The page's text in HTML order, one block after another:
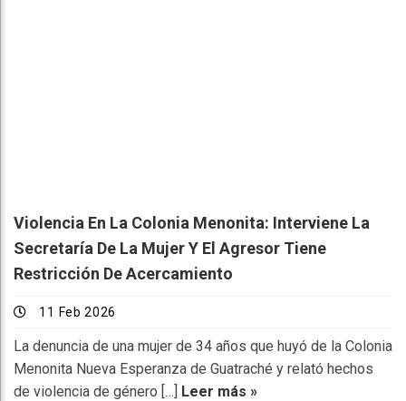
Violencia En La Colonia Menonita: Interviene La
Secretaría De La Mujer Y El Agresor Tiene
Restricción De Acercamiento
11 Feb 2026
La denuncia de una mujer de 34 años que huyó de la Colonia
Menonita Nueva Esperanza de Guatraché y relató hechos
de violencia de género […] Leer más »